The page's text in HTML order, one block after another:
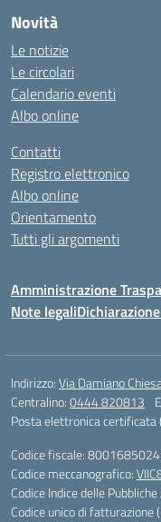
Novità
Le notizie
Le circolari
Calendario eventi
Albo online
Contatti
Registro elettronico
Albo online
Orientamento
Tutti gli argomenti
Amministrazione
Note legali
Indirizzo:Via Damiano
Centralino:0444 820813
Posta elettronica certificata
Codice fiscale:
Codice meccanografico:
Codice Indice delle
Codice unico di fatturazione